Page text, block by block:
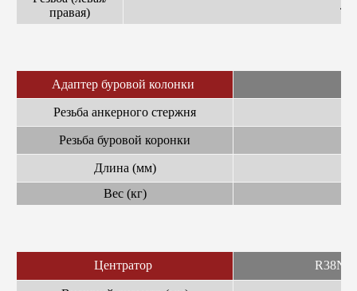
правая)
Адаптер буровой колонки
Резьба анкерного стержня
Резьба буровой коронки
Длина (мм)
Вес (кг)
Центратор R38N/